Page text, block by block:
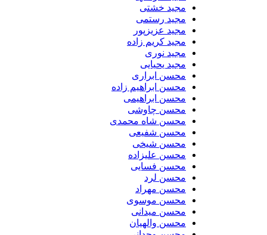
مجید خشتی
مجید رستمی
مجید عزیزپور
مجید کریم زاده
مجید نوری
مجید یحیایی
محسن ابراری
محسن ابراهیم زاده
محسن ابراهیمی
محسن چاوشی
محسن شاه محمدی
محسن شفیعی
محسن شیخی
محسن علیزاده
محسن فسایی
محسن لرد
محسن مهراد
محسن موسوی
محسن میدانی
محسن والهیان